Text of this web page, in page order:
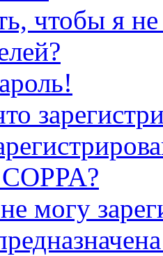
чтобы я
могу